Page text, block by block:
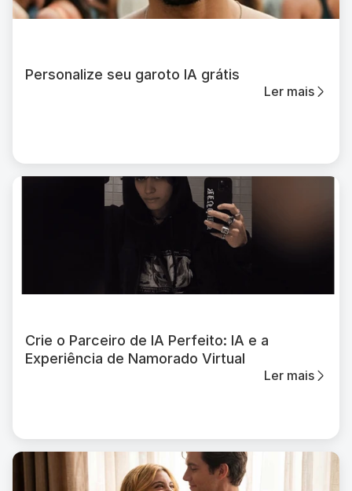
Personalize seu garoto IA grátis
Ler mais
Crie o Parceiro de IA Perfeito: IA e a
Experiência de Namorado Virtual
Ler mais